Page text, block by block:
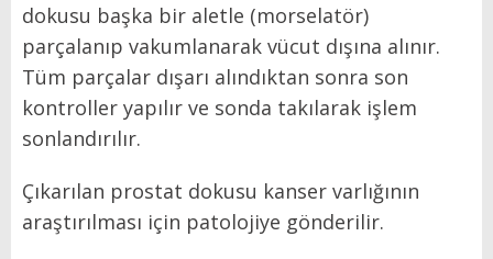
dokusu başka bir aletle (morselatör)
parçalanıp vakumlanarak vücut dışına alınır.
Tüm parçalar dışarı alındıktan sonra son
kontroller yapılır ve sonda takılarak işlem
sonlandırılır.
Çıkarılan prostat dokusu kanser varlığının
araştırılması için patolojiye gönderilir.